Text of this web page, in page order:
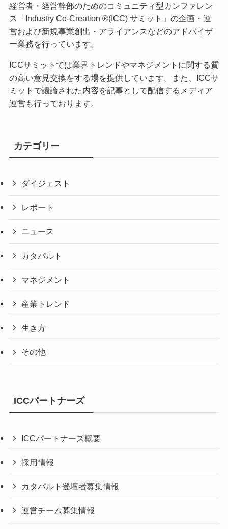
経営者・経営幹部のためのコミュニティ型カンファレン
ス「Industry Co-Creation ®(ICC) サミット」の企画・運
営および新規事業創出・アライアンスなどのアドバイザ
ー業務を行っています。
ICCサミットでは業界トレンドやマネジメントに関する質
の高い意見交換をする場を提供しています。また、ICCサ
ミットで議論された内容を記事として配信するメディア
運営も行っております。
カテゴリー
ダイジェスト
レポート
ニュース
カタパルト
マネジメント
産業トレンド
生き方
その他
ICCパートナーズ
ICCパートナーズ概要
採用情報
カタパルト登壇者募集情報
運営チーム募集情報